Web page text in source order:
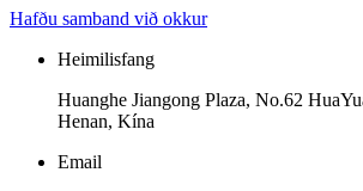
Hafðu samband við okkur
Heimilisfang
Huanghe Jiangong Plaza, No.62
Henan, Kína
Email